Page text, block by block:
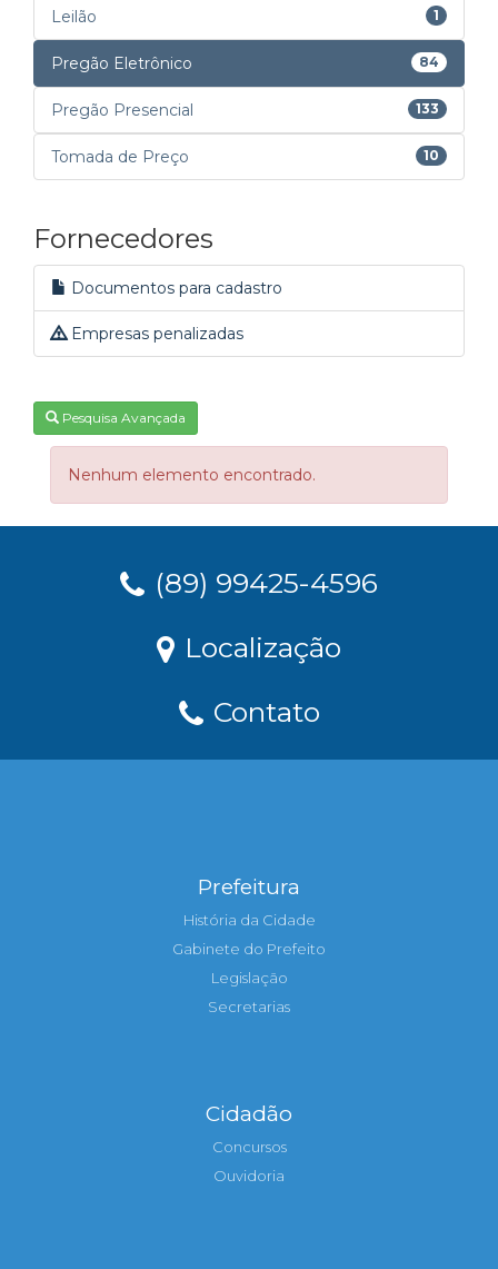
Leilão 1
Pregão Eletrônico 84
Pregão Presencial 133
Tomada de Preço 10
Fornecedores
Documentos para cadastro
Empresas penalizadas
Pesquisa Avançada
Nenhum elemento encontrado.
(89) 99425-4596
Localização
Contato
Prefeitura
História da Cidade
Gabinete do Prefeito
Legislação
Secretarias
Cidadão
Concursos
Ouvidoria